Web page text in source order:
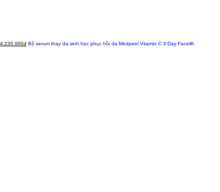
4.230.000đ Bộ serum thay da sinh học phục hồi da Medpeel Vitamin C 3-Day Facelift